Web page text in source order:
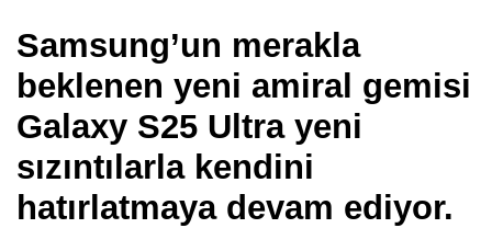
Samsung’un merakla
beklenen yeni amiral gemisi
Galaxy S25 Ultra yeni
sızıntılarla kendini
hatırlatmaya devam ediyor.